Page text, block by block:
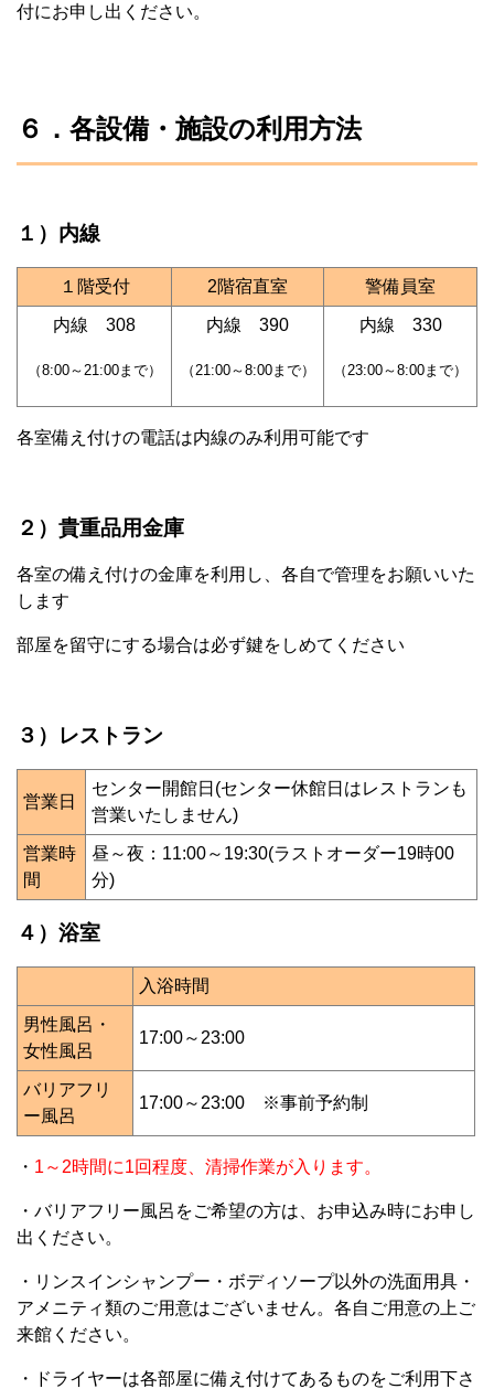
付にお申し出ください。
６．各設備・施設の利用方法
１）内線
１階受付 2階宿直室 警備員室
内線 308
（8:00～21:00まで）
内線 390
（21:00～8:00まで）
内線 330
（23:00～8:00まで）
各室備え付けの電話は内線のみ利用可能です
２）貴重品用金庫
各室の備え付けの金庫を利用し、各自で管理をお願いいた
します
部屋を留守にする場合は必ず鍵をしめてください
３）レストラン
営業日
センター開館日(センター休館日はレストランも
営業いたしません)
営業時
間
昼～夜：11:00～19:30(ラストオーダー19時00
分)
４）浴室
入浴時間
男性風呂・
女性風呂
17:00～23:00
バリアフリ
ー風呂
17:00～23:00 ※事前予約制
・ 1～2時間に1回程度、清掃作業が入ります。
・バリアフリー風呂をご希望の方は、お申込み時にお申し
出ください。
・リンスインシャンプー・ボディソープ以外の洗面用具・
アメニティ類のご用意はございません。各自ご用意の上ご
来館ください。
・ドライヤーは各部屋に備え付けてあるものをご利用下さ